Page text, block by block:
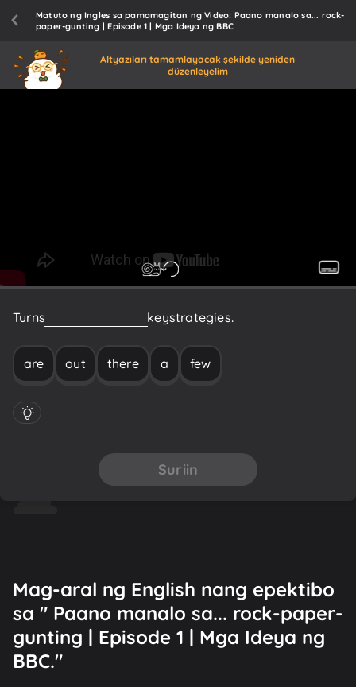
Matuto ng Ingles sa pamamagitan ng Video: Paano manalo sa... rock-
paper-gunting | Episode 1 | Mga Ideya ng BBC
Altyazıları tamamlayacak şekilde yeniden
düzenleyelim
Turns keystrategies.
are out there a few
Suriin
Mag-aral ng English nang epektibo
sa " Paano manalo sa... rock-paper-
gunting | Episode 1 | Mga Ideya ng
BBC."